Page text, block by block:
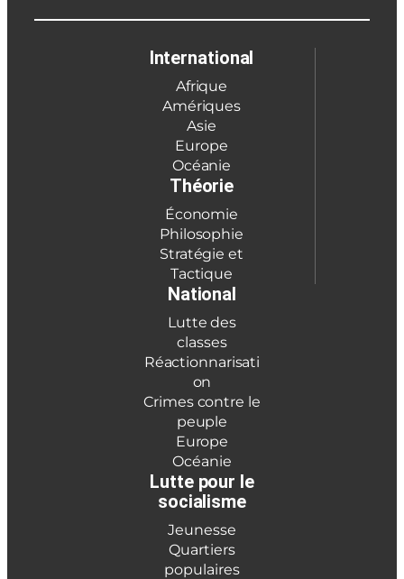
International
Afrique
Amériques
Asie
Europe
Océanie
Théorie
Économie
Philosophie
Stratégie et
Tactique
National
Lutte des
classes
Réactionnarisati
on
Crimes contre le
peuple
Europe
Océanie
Lutte pour le
socialisme
Jeunesse
Quartiers
populaires